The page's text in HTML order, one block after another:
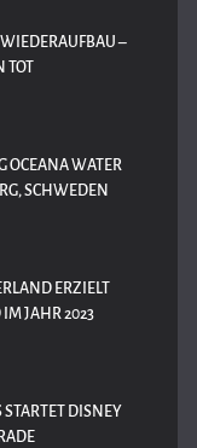
WIEDERAUFBAU –
OCEANA WATER
SCHWEDEN
ERZIELT
IM JAHR 2023
DISNEY